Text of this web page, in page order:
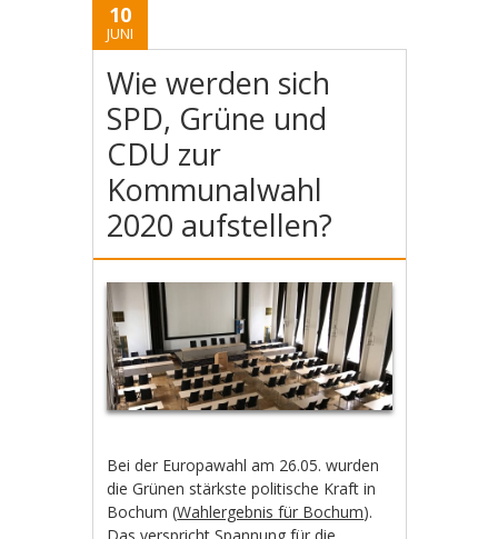
10
JUNI
Wie werden sich
SPD, Grüne und
CDU zur
Kommunalwahl
2020 aufstellen?
Bei der Europawahl am 26.05. wurden
die Grünen stärkste politische Kraft in
Bochum (Wahlergebnis für Bochum).
Das verspricht Spannung für die